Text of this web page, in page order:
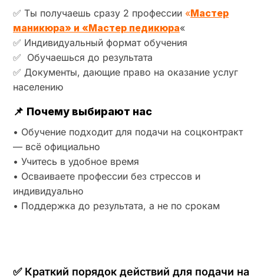
✅ Ты получаешь сразу 2 профессии «Мастер
маникюра» и «Мастер педикюра«
✅ Индивидуальный формат обучения
✅ Обучаешься до результата
✅ Документы, дающие право на оказание услуг
населению
📌 Почему выбирают нас
• Обучение подходит для подачи на соцконтракт
— всё официально
• Учитесь в удобное время
• Осваиваете профессии без стрессов и
индивидуально
• Поддержка до результата, а не по срокам
✅ Краткий порядок действий для подачи на